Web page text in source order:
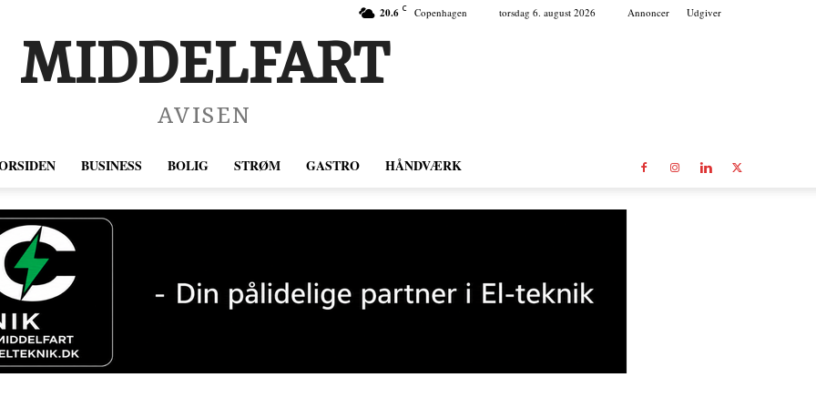
20.6 C Copenhagen torsdag 6. august 2026 Annoncer Udgiver
MIDDELFART
AVISEN
BUSINESS BOLIG STRØM GASTRO HÅNDVÆRK